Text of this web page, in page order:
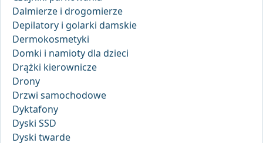
Dalmierze i drogomierze
Depilatory i golarki damskie
Dermokosmetyki
Domki i namioty dla dzieci
Drążki kierownicze
Drony
Drzwi samochodowe
Dyktafony
Dyski SSD
Dyski twarde